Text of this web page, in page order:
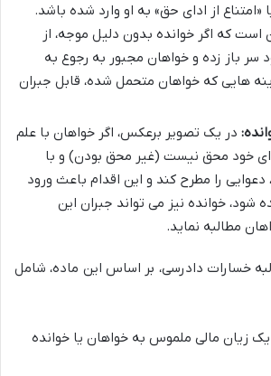
«امتناع از ادای حق» به او وارد شده باشد.
است که اگر خوانده بدون دلیل موجه، از
سر باز زده و خواهان مجبور به رجوع به
هایی که خواهان متحمل شده، قابل جبران
در یک تصویر برعکس، اگر خواهان با علم
خود محق نیست (غیر محق بودن) و با
را مطرح کند و این اقدام باعث ورود
شود، خوانده نیز می تواند جبران این
مطالبه نماید.
خسارات دادرسی، بر اساس این ماده، شامل
یک زیان مالی ملموس به خواهان یا خوانده